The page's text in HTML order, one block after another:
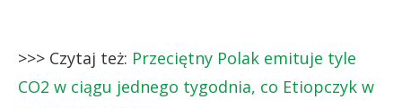
>>> Czytaj też: Przeciętny Polak emituje tyle
CO2 w ciągu jednego tygodnia, co Etiopczyk w